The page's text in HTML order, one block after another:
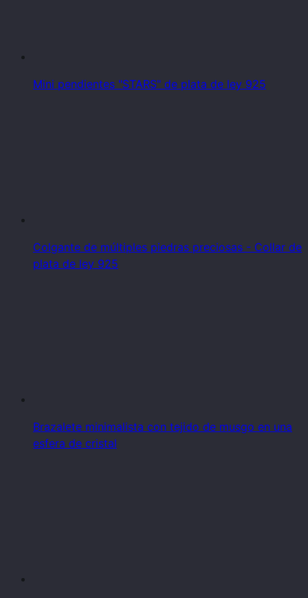
Mini pendientes "STARS" de plata de ley 925
Colgante de múltiples piedras preciosas - Collar de
plata de ley 925
Brazalete minimalista con tejido de musgo en una
esfera de cristal